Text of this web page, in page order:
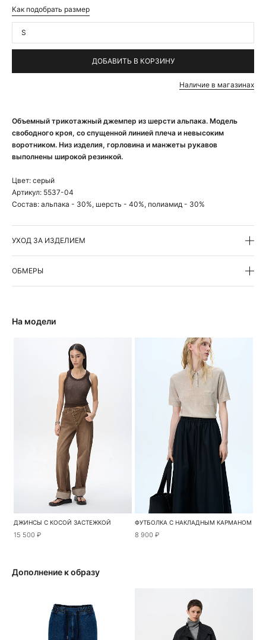
Объемный трикотажный джемпер из шерсти альпака. Модель
свободного кроя, со спущенной линией плеча и невысоким
воротником. Низ изделия, горловина и манжеты рукавов
выполнены широкой резинкой.
Цвет: серый
Артикул: 5537-04
Состав: альпака - 30%, шерсть - 40%, полиамид - 30%
УХОД ЗА ИЗДЕЛИЕМ
ОБМЕРЫ
Как подобрать размер
S
ДОБАВИТЬ В КОРЗИНУ
Наличие в магазинах
На модели
ДЖИНСЫ С КОСОЙ ЗАСТЕЖКОЙ
15 500 ₽
ФУТБОЛКА С НАКЛАДНЫМ КАРМАНОМ
8 900 ₽
Дополнение к образу